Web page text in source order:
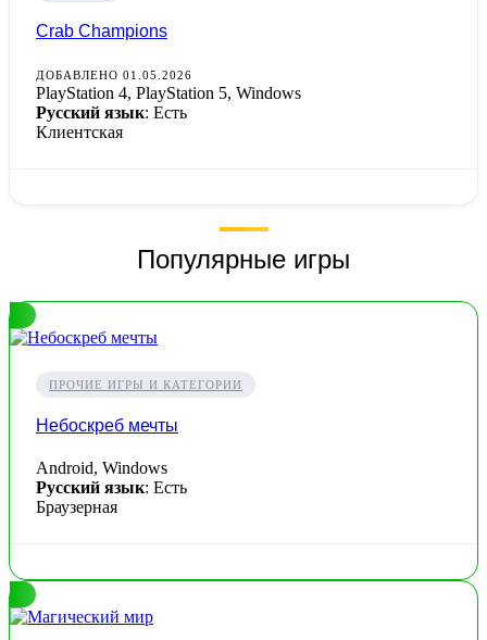
Crab Champions
ДОБАВЛЕНО 01.05.2026
PlayStation 4, PlayStation 5, Windows
Русский язык: Есть
Клиентская
Популярные игры
ПРОЧИЕ ИГРЫ И КАТЕГОРИИ
Небоскреб мечты
Android, Windows
Русский язык: Есть
Браузерная